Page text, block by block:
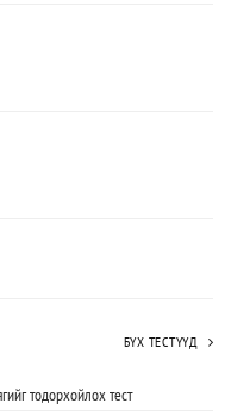
сурах вэ?
нь ажлын бүтээмж
суурь болдог
БҮХ ТЕСТҮҮД
тодорхойлох тест